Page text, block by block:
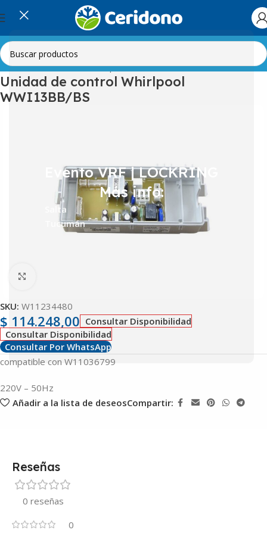
Evento VRF | LOCKRING
Más info:
Salta
Tucumán
Inicio Línea Blanca Lavarropas Placas Electrónicas
Unidad de control Whirlpool
WWI13BB/BS
SKU: W11234480
$ 114.248,00 Consultar Disponibilidad
Consultar Disponibilidad
Consultar Por WhatsApp
compatible con W11036799
220V – 50Hz
Añadir a la lista de deseosCompartir:
Reseñas
0 reseñas
0